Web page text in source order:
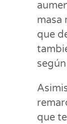
masa
que
que